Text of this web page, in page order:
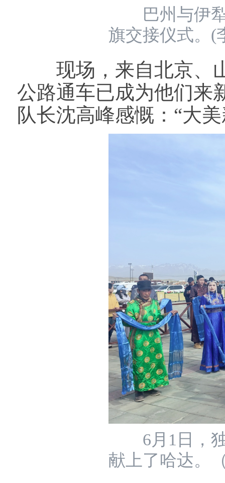
巴州与伊犁
旗交接仪式。(
现场，来自北京、山
公路通车已成为他们来
队长沈高峰感慨：“大
6月1日，独
献上了哈达。